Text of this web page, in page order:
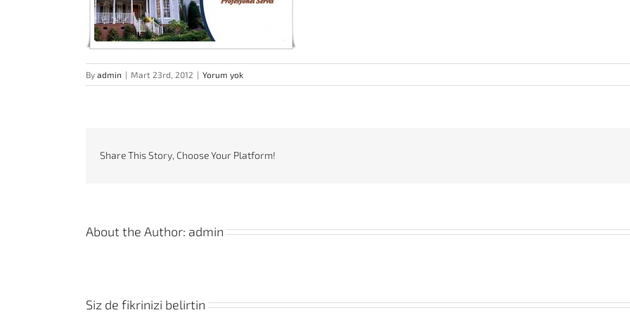
By admin | Mart 23rd, 2012 | Yorum yok
Share This Story, Choose Your Platform!
About the Author: admin
Siz de fikrinizi belirtin